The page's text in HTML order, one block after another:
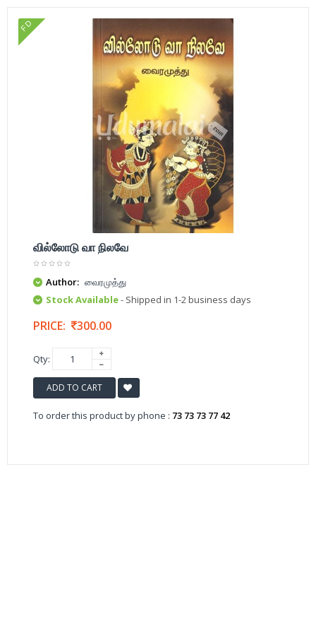
FD
வில்லோடு வா நிலவே
Author: வைரமுத்து
Stock Available- Shipped in 1-2 business days
PRICE: 300.00
Qty:
ADD TO CART
To order this product by phone : 73 73 73 77 42